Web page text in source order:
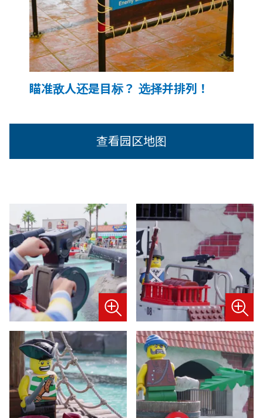
瞄准敌人还是目标？ 选择并排列！
查看园区地图